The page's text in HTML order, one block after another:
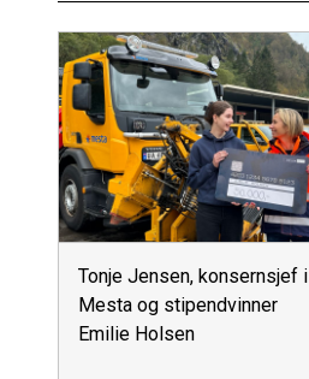
Tonje Jensen, konsernsjef i
Mesta og stipendvinner
Emilie Holsen